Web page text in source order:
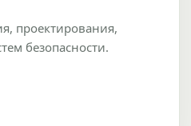
проектирования,
безопасности.